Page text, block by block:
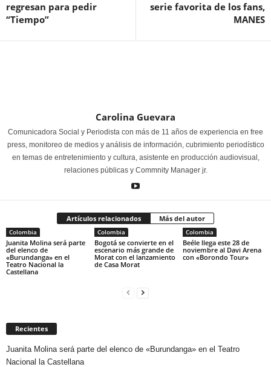
regresan para pedir
“Tiempo”
serie favorita de los fans,
MANES
Carolina Guevara
Comunicadora Social y Periodista con más de 11 años de experiencia en free
press, monitoreo de medios y análisis de información, cubrimiento periodístico
en temas de entretenimiento y cultura, asistente en producción audiovisual,
relaciones públicas y Commnity Manager jr.
Artículos relacionados Más del autor
Colombia
Juanita Molina será parte
del elenco de
«Burundanga» en el
Teatro Nacional la
Castellana
Colombia
Bogotá se convierte en el
escenario más grande de
Morat con el lanzamiento
de Casa Morat
Colombia
Beéle llega este 28 de
noviembre al Davi Arena
con «Borondo Tour»
Recientes
Juanita Molina será parte del elenco de «Burundanga» en el Teatro
Nacional la Castellana